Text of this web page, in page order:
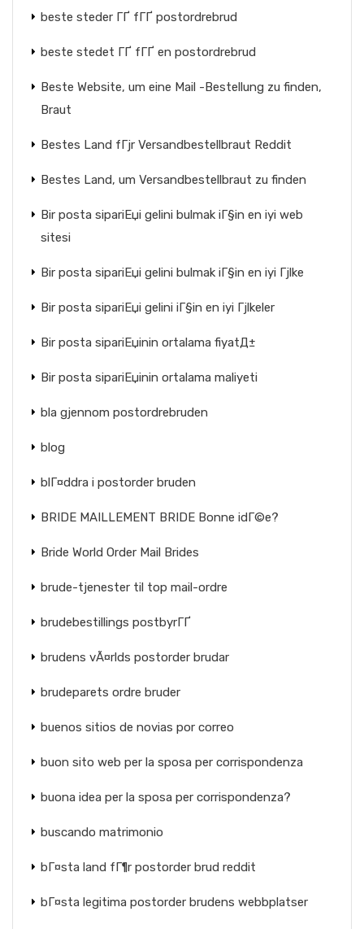
beste steder ГҐ fГҐ postordrebrud
beste stedet ГҐ fГҐ en postordrebrud
Beste Website, um eine Mail -Bestellung zu finden,
Braut
Bestes Land fГјr Versandbestellbraut Reddit
Bestes Land, um Versandbestellbraut zu finden
Bir posta sipariЕџi gelini bulmak iГ§in en iyi web
sitesi
Bir posta sipariЕџi gelini bulmak iГ§in en iyi Гјlke
Bir posta sipariЕџi gelini iГ§in en iyi Гјlkeler
Bir posta sipariЕџinin ortalama fiyatД±
Bir posta sipariЕџinin ortalama maliyeti
bla gjennom postordrebruden
blog
blГ¤ddra i postorder bruden
BRIDE MAILLEMENT BRIDE Bonne idГ©e?
Bride World Order Mail Brides
brude-tjenester til top mail-ordre
brudebestillings postbyrГҐ
brudens vÃ¤rlds postorder brudar
brudeparets ordre bruder
buenos sitios de novias por correo
buon sito web per la sposa per corrispondenza
buona idea per la sposa per corrispondenza?
buscando matrimonio
bГ¤sta land fГ¶r postorder brud reddit
bГ¤sta legitima postorder brudens webbplatser